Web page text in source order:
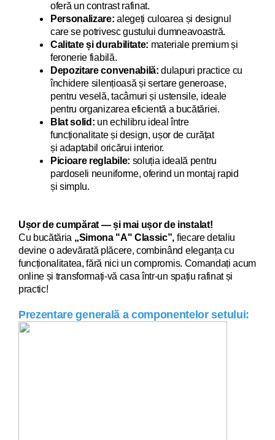
oferă un contrast rafinat.
Personalizare: alegeți culoarea și designul
care se potrivesc gustului dumneavoastră.
Calitate și durabilitate: materiale premium și
feronerie fiabilă.
Depozitare convenabilă:dulapuri practice cu
închidere silențioasă și sertare generoase,
pentru veselă, tacâmuri și ustensile, ideale
pentru organizarea eficientă a bucătăriei.
Blat solid: un echilibru ideal între
funcționalitate și design, ușor de curățat
și adaptabil oricărui interior.
Picioare reglabile: soluția ideală pentru
pardoseli neuniforme, oferind un montaj rapid
și simplu.
Ușor de cumpărat — și mai ușor de instalat!
Cu bucătăria „Simona "A" Classic”, fiecare detaliu
devine o adevărată plăcere, combinând eleganța cu
funcționalitatea, fără nici un compromis. Comandați acum
online și transformați-vă casa într-un spațiu rafinat și
practic!
Prezentare generală a componentelor setului: